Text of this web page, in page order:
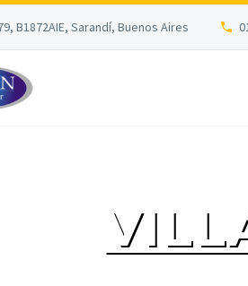
B1872AIE, Sarandí, Buenos Aires